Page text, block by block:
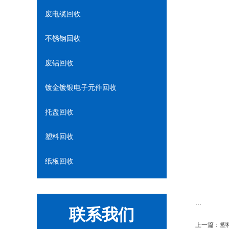
废电缆回收
不锈钢回收
废铝回收
镀金镀银电子元件回收
托盘回收
塑料回收
纸板回收
联系我们
上一篇： 塑